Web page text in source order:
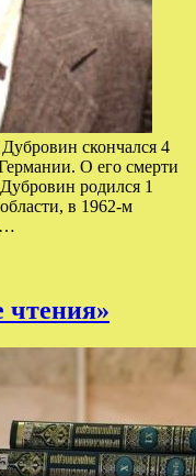
скончался 4
О его смерти
родился 1
в 1962-м